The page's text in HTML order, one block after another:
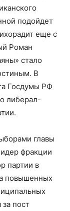
подойдет
еще с
Роман
стало
В
Госдумы РФ
либерал-
главы
фракции
партии в
повышенных
пост